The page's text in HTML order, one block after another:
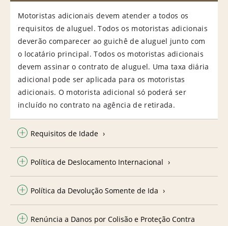
Motoristas adicionais devem atender a todos os
requisitos de aluguel. Todos os motoristas adicionais
deverão comparecer ao guichê de aluguel junto com
o locatário principal. Todos os motoristas adicionais
devem assinar o contrato de aluguel. Uma taxa diária
adicional pode ser aplicada para os motoristas
adicionais. O motorista adicional só poderá ser
incluído no contrato na agência de retirada.
Requisitos de Idade
Política de Deslocamento Internacional
Política da Devolução Somente de Ida
Renúncia a Danos por Colisão e Proteção Contra